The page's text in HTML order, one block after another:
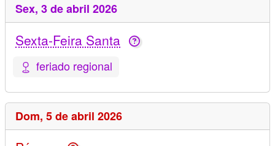
Sex, 3 de abril 2026
Sexta-Feira Santa
feriado regional
Dom, 5 de abril 2026